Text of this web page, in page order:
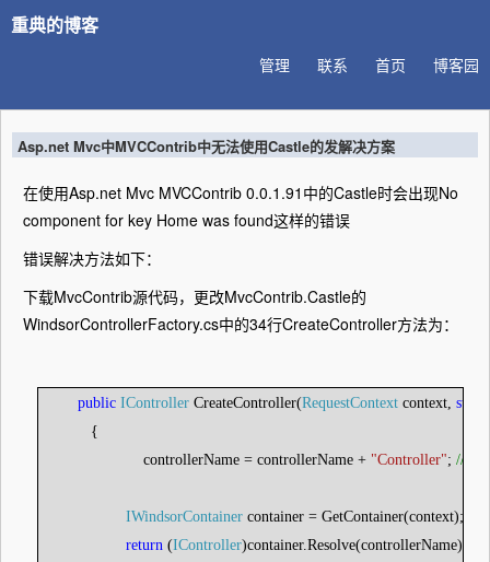
重典的博客
博客园
首页
联系
管理
Asp.net Mvc中MVCContrib中无法使用Castle的发解决方案
在使用Asp.net Mvc MVCContrib 0.0.1.91中的Castle时会出现No
component for key Home was found这样的错误
错误解决方法如下：
下载MvcContrib源代码，更改MvcContrib.Castle的
WindsorControllerFactory.cs中的34行CreateController方法为：
public IController CreateController(RequestContext context,
{
controllerName = controllerName + "Controller";//更
IWindsorContainer container = GetContainer(context);
return (IController)container.Resolve(controllerName);